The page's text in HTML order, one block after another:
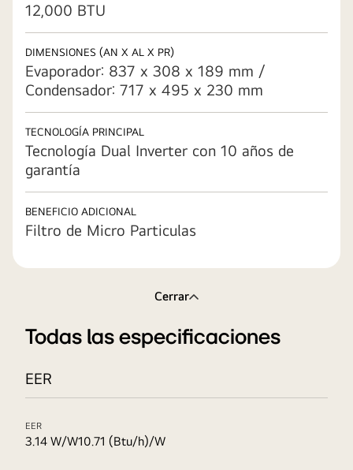
12,000 BTU
DIMENSIONES (AN X AL X PR)
Evaporador: 837 x 308 x 189 mm /
Condensador: 717 x 495 x 230 mm
TECNOLOGÍA PRINCIPAL
Tecnología Dual Inverter con 10 años de
garantía
BENEFICIO ADICIONAL
Filtro de Micro Particulas
Cerrar
Todas las especificaciones
EER
EER
3.14 W/W10.71 (Btu/h)/W